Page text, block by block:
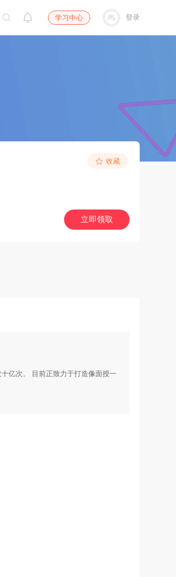
学习中心 登录
立即领取
收藏
亿次。 目前正致力于打造像面授一